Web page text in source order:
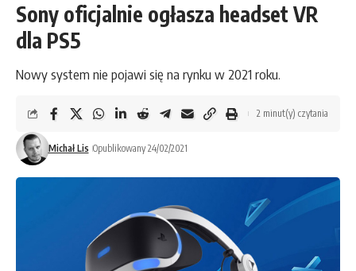
Sony oficjalnie ogłasza headset VR
dla PS5
Nowy system nie pojawi się na rynku w 2021 roku.
Michał Lis Opublikowany 24/02/2021
2 minut(y) czytania